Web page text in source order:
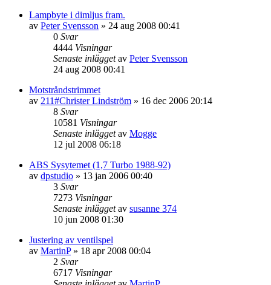
Lampbyte i dimljus fram.
av Peter Svensson » 24 aug 2008 00:41
0 Svar
4444 Visningar
Senaste inläggetav Peter Svensson
24 aug 2008 00:41
Motstråndstrimmet
av 211#Christer Lindström » 16 dec 2006 20:14
8 Svar
10581 Visningar
Senaste inläggetav Mogge
12 jul 2008 06:18
ABS Sysytemet (1,7 Turbo 1988-92)
av dpstudio » 13 jan 2006 00:40
3 Svar
7273 Visningar
Senaste inläggetav susanne 374
10 jun 2008 01:30
Justering av ventilspel
av MartinP» 18 apr 2008 00:04
2 Svar
6717 Visningar